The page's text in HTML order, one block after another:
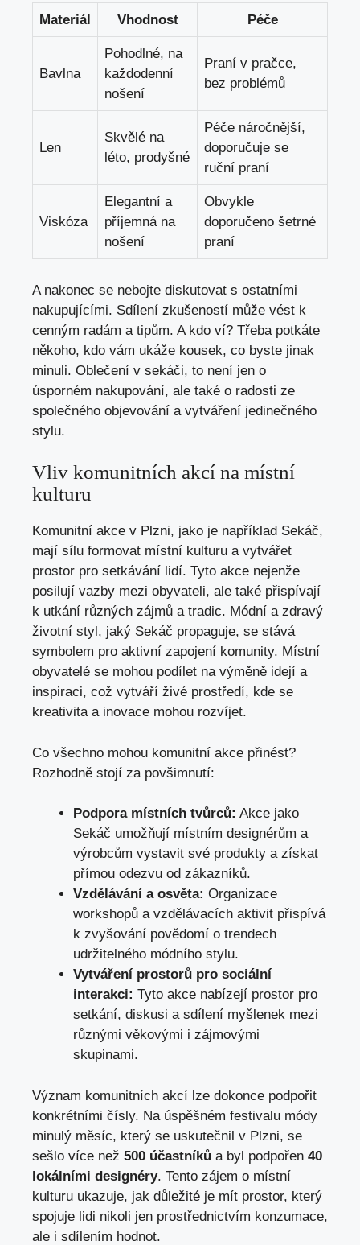
Materiál Vhodnost Péče
Bavlna
Pohodlné, na
každodenní
nošení
Praní v pračce,
bez problémů
Len
Skvělé na
léto, prodyšné
Péče náročnější,
doporučuje se
ruční praní
Viskóza
Elegantní a
příjemná na
nošení
Obvykle
doporučeno šetrné
praní
A nakonec se nebojte diskutovat s ostatními
nakupujícími. Sdílení zkušeností může vést k
cenným radám a tipům. A kdo ví? Třeba potkáte
někoho, kdo vám ukáže kousek, co byste jinak
minuli. Oblečení v sekáči, to není jen o
úsporném nakupování, ale také o radosti ze
společného objevování a vytváření jedinečného
stylu.
Vliv komunitních akcí na místní
kulturu
Komunitní akce v Plzni, jako je například Sekáč,
mají sílu formovat místní kulturu a vytvářet
prostor pro setkávání lidí. Tyto akce nejenže
posilují vazby mezi obyvateli, ale také přispívají
k utkání různých zájmů a tradic. Módní a zdravý
životní styl, jaký Sekáč propaguje, se stává
symbolem pro aktivní zapojení komunity. Místní
obyvatelé se mohou podílet na výměně idejí a
inspiraci, což vytváří živé prostředí, kde se
kreativita a inovace mohou rozvíjet.
Co všechno mohou komunitní akce přinést?
Rozhodně stojí za povšimnutí:
Podpora místních tvůrců: Akce jako
Sekáč umožňují místním designérům a
výrobcům vystavit své produkty a získat
přímou odezvu od zákazníků.
Vzdělávání a osvěta: Organizace
workshopů a vzdělávacích aktivit přispívá
k zvyšování povědomí o trendech
udržitelného módního stylu.
Vytváření prostorů pro sociální
interakci: Tyto akce nabízejí prostor pro
setkání, diskusi a sdílení myšlenek mezi
různými věkovými i zájmovými
skupinami.
Význam komunitních akcí lze dokonce podpořit
konkrétními čísly. Na úspěšném festivalu módy
minulý měsíc, který se uskutečnil v Plzni, se
sešlo více než 500 účastníků a byl podpořen 40
lokálními designéry. Tento zájem o místní
kulturu ukazuje, jak důležité je mít prostor, který
spojuje lidi nikoli jen prostřednictvím konzumace,
ale i sdílením hodnot.